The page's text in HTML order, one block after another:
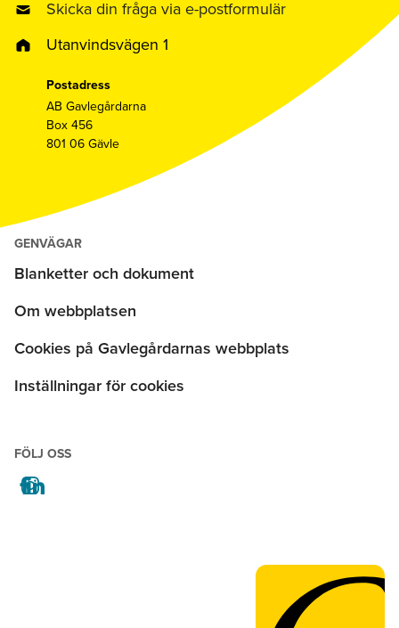
Skicka din fråga via e-postformulär
Utanvindsvägen 1
Postadress
AB Gavlegårdarna
Box 456
801 06 Gävle
GENVÄGAR
Blanketter och dokument
Om webbplatsen
Cookies på Gavlegårdarnas webbplats
Inställningar för cookies
FÖLJ OSS
facebook
instagram
linkedin